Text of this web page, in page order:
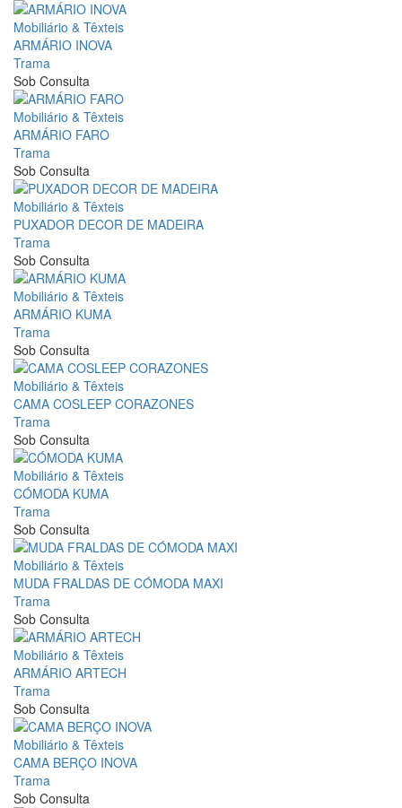
Mobiliário & Têxteis
ARMÁRIO INOVA
Trama
Sob Consulta
Mobiliário & Têxteis
ARMÁRIO FARO
Trama
Sob Consulta
Mobiliário & Têxteis
PUXADOR DECOR DE MADEIRA
Trama
Sob Consulta
Mobiliário & Têxteis
ARMÁRIO KUMA
Trama
Sob Consulta
Mobiliário & Têxteis
CAMA COSLEEP CORAZONES
Trama
Sob Consulta
Mobiliário & Têxteis
CÓMODA KUMA
Trama
Sob Consulta
Mobiliário & Têxteis
MUDA FRALDAS DE CÓMODA MAXI
Trama
Sob Consulta
Mobiliário & Têxteis
ARMÁRIO ARTECH
Trama
Sob Consulta
Mobiliário & Têxteis
CAMA BERÇO INOVA
Trama
Sob Consulta